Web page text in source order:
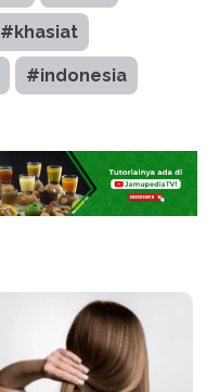
#khasiat
#indonesia